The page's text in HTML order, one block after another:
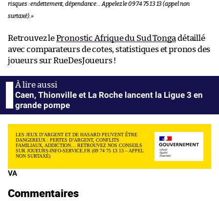
risques : endettement, dépendance… Appelez le 09 74 75 13 13 (appel non
surtaxé). »
Retrouvez lePronostic Afrique du Sud Tonga détaillé
avec comparateurs de cotes, statistiques et pronos des
joueurs sur RueDesJoueurs !
Caen, Thionville et La Roche lancent la Ligue 3 en
grande pompe
LES JEUX D’ARGENT ET DE HASARD PEUVENT ÊTRE
DANGEREUX : PERTES D’ARGENT, CONFLITS
FAMILIAUX, ADDICTION… RETROUVEZ NOS CONSEILS
SUR JOUEURS-INFO-SERVICE.FR (09 74 75 13 13 – APPEL
NON SURTAXÉ)
VA
Commentaires